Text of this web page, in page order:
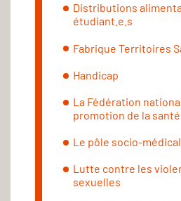
Distributions
étudiant.e.s
Fabrique Territoires
Handicap
La Fédération
promotion de la santé
Le pôle socio-médical
Lutte contre les
sexuelles